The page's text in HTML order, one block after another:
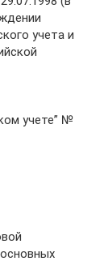
учета и
учете” №